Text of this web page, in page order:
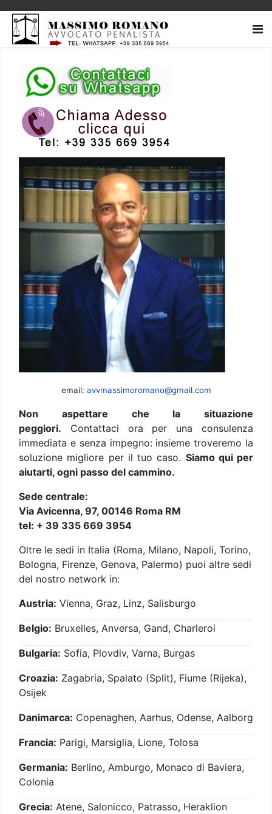
email: avvmassimoromano@gmail.com
Non aspettare che la situazione
peggiori. Contattaci ora per una consulenza
immediata e senza impegno: insieme troveremo la
soluzione migliore per il tuo caso. Siamo qui per
aiutarti, ogni passo del cammino.
Sede centrale:
Via Avicenna, 97, 00146 Roma RM
tel: + 39 335 669 3954
Oltre le sedi in Italia (Roma, Milano, Napoli, Torino,
Bologna, Firenze, Genova, Palermo) puoi altre sedi
del nostro network in:
Austria: Vienna, Graz, Linz, Salisburgo
Belgio: Bruxelles, Anversa, Gand, Charleroi
Bulgaria: Sofia, Plovdiv, Varna, Burgas
Croazia: Zagabria, Spalato (Split), Fiume (Rijeka),
Osijek
Danimarca: Copenaghen, Aarhus, Odense, Aalborg
Francia: Parigi, Marsiglia, Lione, Tolosa
Germania: Berlino, Amburgo, Monaco di Baviera,
Colonia
Grecia: Atene, Salonicco, Patrasso, Heraklion